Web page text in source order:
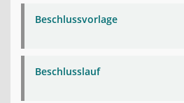
Beschlussvorlage
Beschlusslauf